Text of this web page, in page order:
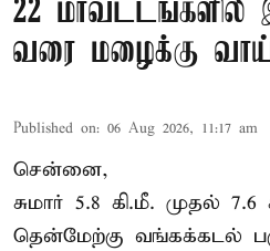
22 மாவட்டங்களில்
வரை மழைக்கு
Published on: 06 Aug 2026, 11:17 am
சென்னை,
சுமார் 5.8 கி.மீ. முதல்
தென்மேற்கு வங்கக்கடல்